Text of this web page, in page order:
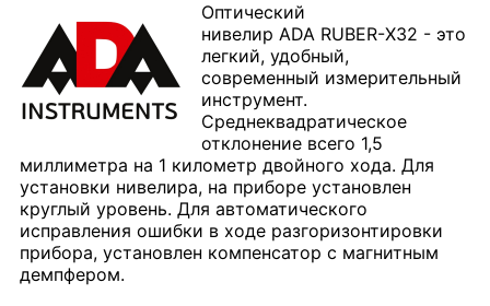
Оптический
нивелир ADA RUBER-Х32 - это
легкий, удобный,
современный измерительный
инструмент.
Среднеквадратическое
отклонение всего 1,5
миллиметра на 1 километр двойного хода. Для
установки нивелира, на приборе установлен
круглый уровень. Для автоматического
исправления ошибки в ходе разгоризонтировки
прибора, установлен компенсатор с магнитным
демпфером.